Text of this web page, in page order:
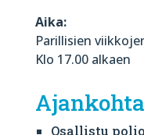
Aika:
Parillisien
Klo 17.00 alkaen
Osallistu